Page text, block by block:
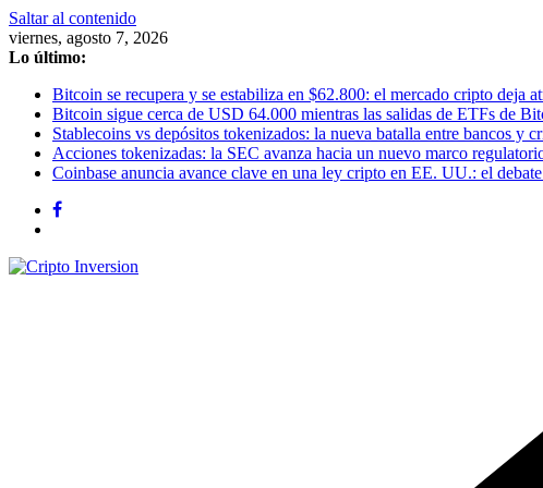
Saltar al contenido
viernes, agosto 7, 2026
Lo último:
Bitcoin se recupera y se estabiliza en $62.800: el mercado cripto deja
Bitcoin sigue cerca de USD 64.000 mientras las salidas de ETFs de
Stablecoins vs depósitos tokenizados: la nueva batalla entre bancos y
Acciones tokenizadas: la SEC avanza hacia un nuevo marco
Coinbase anuncia avance clave en una ley cripto en EE. UU.: el